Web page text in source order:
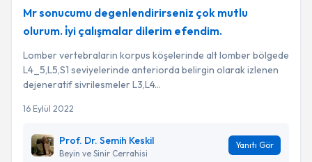
Mr sonucumu degenlendirirseniz çok mutlu
olurum. i̇yi çalışmalar dilerim efendim.
Lomber vertebralarin korpus köşelerinde alt lomber bölgede
L4_5,L5,S1 seviyelerinde anteriorda belirgin olarak izlenen
dejeneratif sivrilesmeler L3,L4...
16 Eylül 2022
Prof. Dr. Semih Keskil
Beyin ve Sinir Cerrahisi
Yanıtı Gör